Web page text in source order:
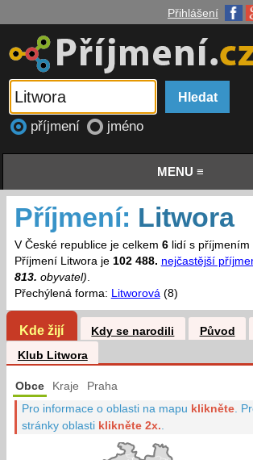
Přihlášení
příjmení jméno
MENU ≡
Příjmení: Litwora
V České republice je celkem 6lidí s příjmením
Příjmení Litwora je 102 488. nejčastější
813. obyvatel).
Přechýlená forma: Litworová(8)
Kde žijí Kdy se narodili Původ
Klub Litwora
Obce Kraje Praha
Pro informace o oblasti na mapu klikněte
stránky oblasti klikněte 2x.